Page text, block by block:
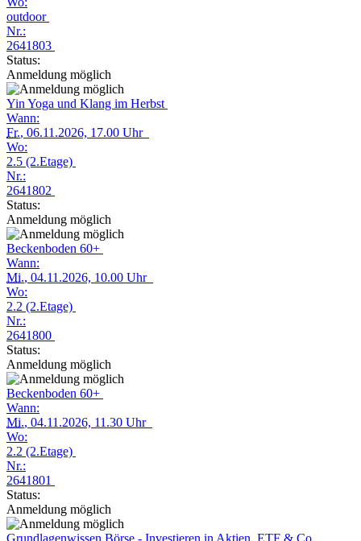
outdoor
Nr.:
2641803
Status:
Anmeldung möglich
Yin Yoga und Klang im Herbst
Wann:
Fr., 06.11.2026, 17.00 Uhr
Wo:
2.5 (2.Etage)
Nr.:
2641802
Status:
Anmeldung möglich
Beckenboden 60+
Wann:
Mi., 04.11.2026, 10.00 Uhr
Wo:
2.2 (2.Etage)
Nr.:
2641800
Status:
Anmeldung möglich
Beckenboden 60+
Wann:
Mi., 04.11.2026, 11.30 Uhr
Wo:
2.2 (2.Etage)
Nr.:
2641801
Status:
Anmeldung möglich
Grundlagenwissen Börse - Investieren in Aktien, ETF & Co.